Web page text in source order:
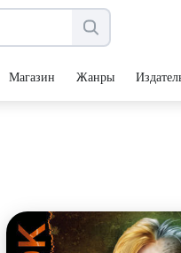
Магазин Жанры